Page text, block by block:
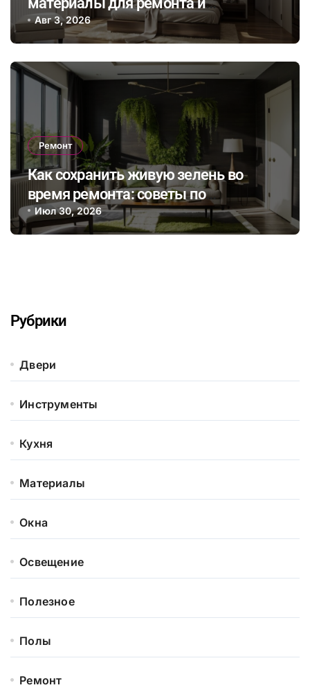
сэкономить на энергопотреблении в
будущем
Авг 3, 2026
Ремонт
Как сохранить живую зелень во
время ремонта: советы по
интеграции растений в интерьер и
выбор безопасных отделочных
Июл 30, 2026
Рубрики
Двери
Инструменты
Кухня
Материалы
Окна
Освещение
Полезное
Полы
Ремонт